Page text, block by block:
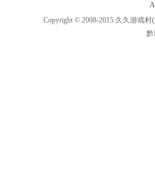
Copyright © 2008-2015 久久游戏村
黔